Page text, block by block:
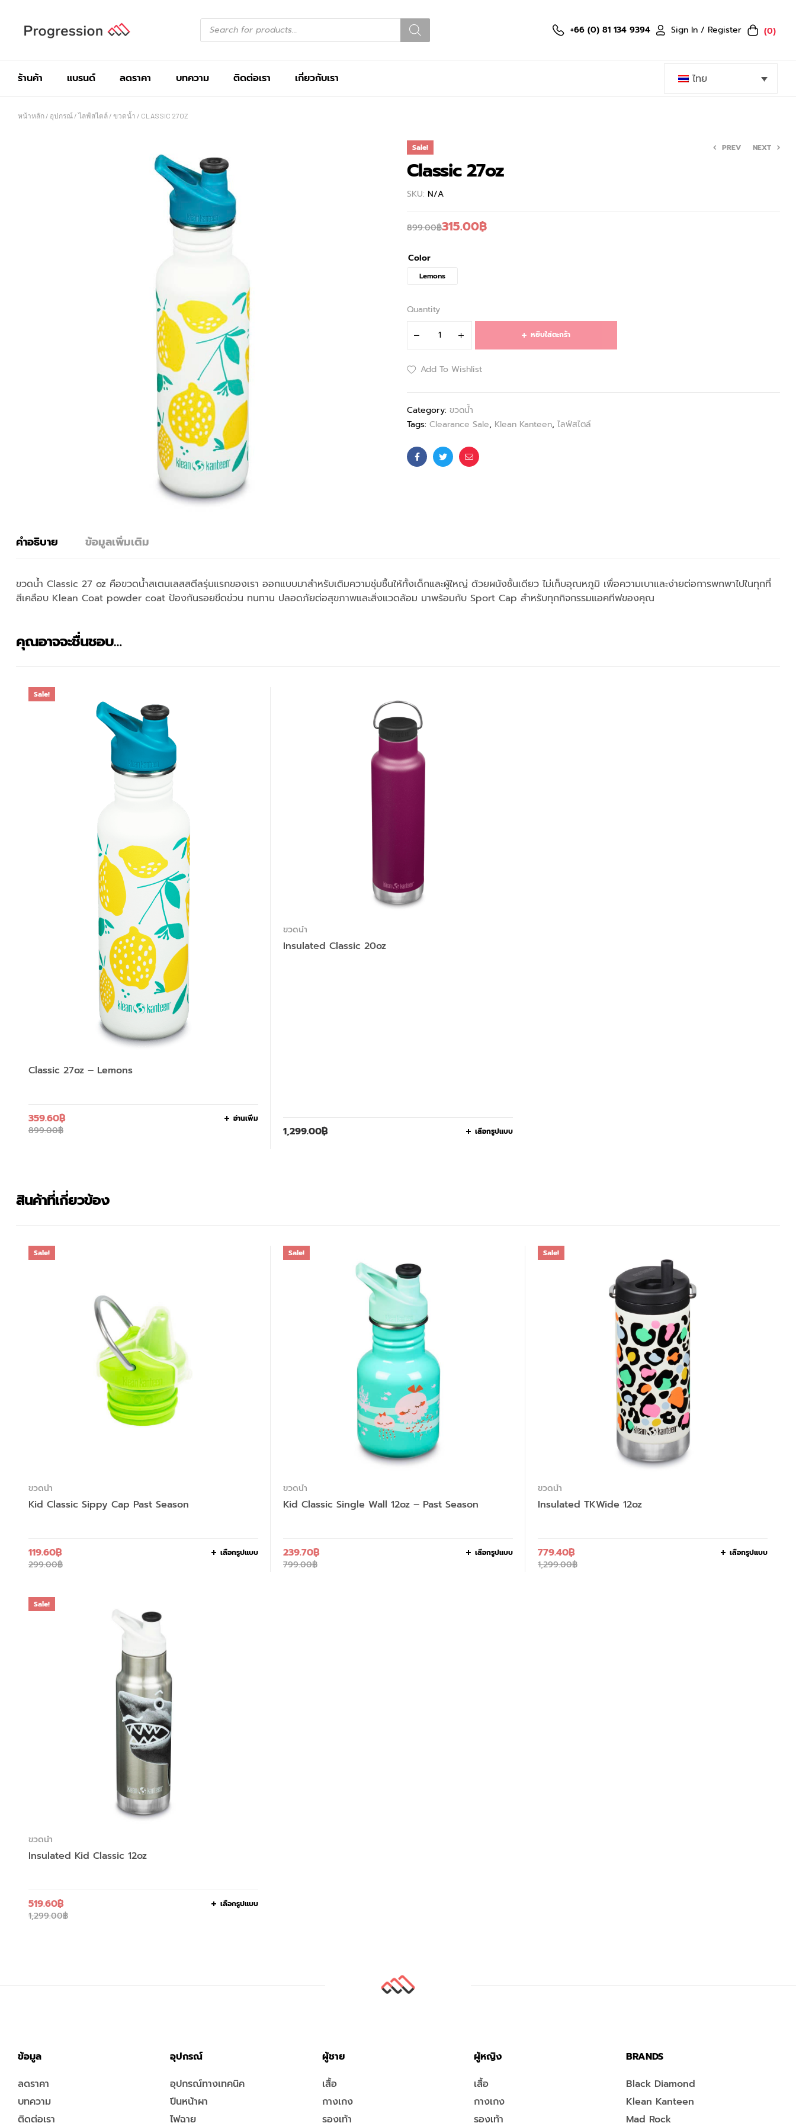
+66 (0) 81 134 9394 Sign In / Register (0)
ร้านค้า แบรนด์ ลดราคา บทความ ติดต่อเรา เกี่ยวกับเรา ไทย
หน้าหลัก / อุปกรณ์ /ไลฟ์สไตล์ / ขวดน้ำ / CLASSIC 27OZ
Sale! PREV NEXT
Classic 27oz
SKU: N/A
899.00฿315.00฿
Color
Lemons
Quantity
หยิบใส่ตะกร้า
Add To Wishlist
Category: ขวดน้ำ
Tags: Clearance Sale, Klean Kanteen, ไลฟ์สไตล์
FacebookTwitterEmail
คำอธิบาย ข้อมูลเพิ่มเติม
ขวดน้ำ Classic 27 oz คือขวดน้ำสเตนเลสสตีลรุ่นแรกของเรา ออกแบบมาสำหรับเติมความชุ่มชื้นให้ทั้งเด็กและผู้ใหญ่ ด้วยผนังชั้นเดียว ไม่เก็บอุณหภูมิ เพื่อความเบาและง่ายต่อการพกพาไปในทุกที่
สีเคลือบ Klean Coat powder coat ป้องกันรอยขีดข่วน ทนทาน ปลอดภัยต่อสุขภาพและสิ่งแวดล้อม มาพร้อมกับ Sport Cap สำหรับทุกกิจกรรมแอคทีฟของคุณ
คุณอาจจะชื่นชอบ…
Sale!
Classic 27oz – Lemons
899.00฿
359.60฿ อ่านเพิ่ม
ขวดน้ำ
Insulated Classic 20oz
1,299.00฿ เลือกรูปแบบ
สินค้าที่เกี่ยวข้อง
Sale!
ขวดน้ำ
Kid Classic Sippy Cap Past Season
299.00฿
119.60฿ เลือกรูปแบบ
Sale!
ขวดน้ำ
Kid Classic Single Wall 12oz – Past Season
799.00฿
239.70฿ เลือกรูปแบบ
Sale!
ขวดน้ำ
Insulated TKWide 12oz
1,299.00฿
779.40฿ เลือกรูปแบบ
Sale!
ขวดน้ำ
Insulated Kid Classic 12oz
1,299.00฿
519.60฿ เลือกรูปแบบ
ข้อมูล
ลดราคา
บทความ
ติดต่อเรา
อุปกรณ์
อุปกรณ์ทางเทคนิค
ปีนหน้าผา
ไฟฉาย
ผู้ชาย
เสื้อ
กางเกง
รองเท้า
ผู้หญิง
เสื้อ
กางเกง
รองเท้า
BRANDS
Black Diamond
Klean Kanteen
Mad Rock